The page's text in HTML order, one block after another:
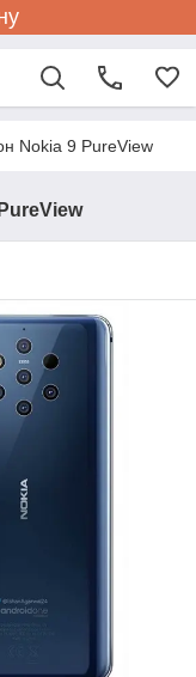
Nokia 9 PureView